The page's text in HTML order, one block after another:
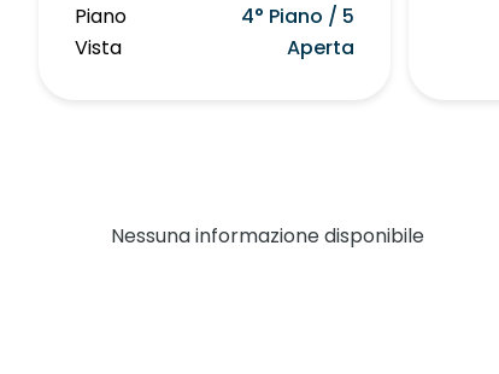
Piano
4° Piano / 5
Vista
Aperta
Nessuna informazione disponibile